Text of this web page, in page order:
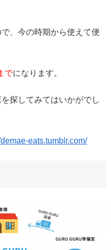
、今の時期から使えて便
でになります。
探してみてはいかがでし
eats.tumblr.com/